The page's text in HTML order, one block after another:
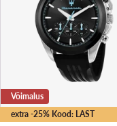
extra -25% Kood: LAST
Võimalus